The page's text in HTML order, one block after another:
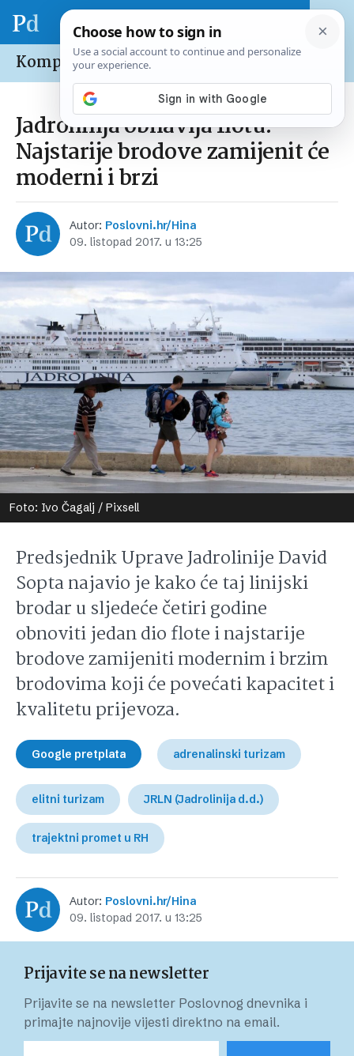
Kompanije /Domaće
Jadrolinija obnavlja flotu:
Najstarije brodove zamijenit će
moderni i brzi
Autor: Poslovni.hr/Hina
09. listopad 2017. u 13:25
Foto: Ivo Čagalj / Pixsell
Predsjednik Uprave Jadrolinije David
Sopta najavio je kako će taj linijski
brodar u sljedeće četiri godine
obnoviti jedan dio flote i najstarije
brodove zamijeniti modernim i brzim
brodovima koji će povećati kapacitet i
kvalitetu prijevoza.
Google pretplata adrenalinski turizam
elitni turizam JRLN (Jadrolinija d.d.)
trajektni promet u RH
Autor: Poslovni.hr/Hina
09. listopad 2017. u 13:25
Prijavite se na newsletter
Prijavite se na newsletter Poslovnog dnevnika i
primajte najnovije vijesti direktno na email.